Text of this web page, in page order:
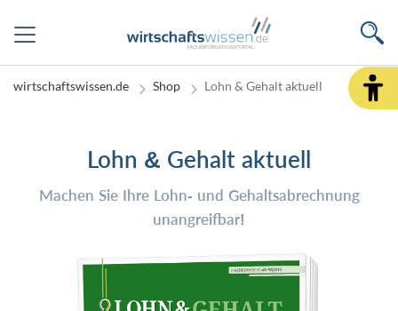
wirtschaftswissen.de Shop Lohn & Gehalt aktuell
Lohn & Gehalt aktuell
Machen Sie Ihre Lohn- und Gehaltsabrechnung
unangreifbar!